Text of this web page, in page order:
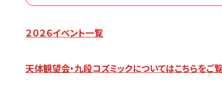
２０２６イベント一覧
天体観望会・九段コズミックについてはこちらをご